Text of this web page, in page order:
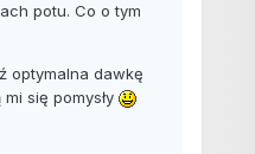
potu. Co o tym
optymalna dawkę
się pomysły